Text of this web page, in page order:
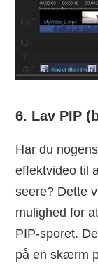
6. Lav PIP
Har du
effektvideo til
seere? Dette
mulighed for
PIP-sporet.
på en skærm